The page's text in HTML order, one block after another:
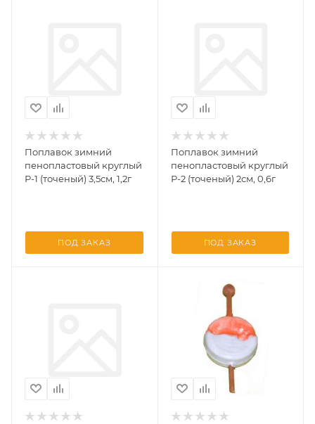
Поплавок зимний
пенопластовый круглый
Р-1 (точеный) 3,5см, 1,2г
ПОД ЗАКАЗ
Поплавок зимний
пенопластовый круглый
Р-2 (точеный) 2см, 0,6г
ПОД ЗАКАЗ